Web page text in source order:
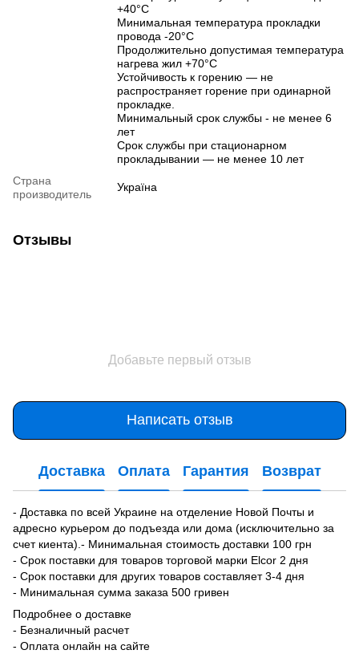
+40°C
Минимальная температура прокладки
провода -20°C
Продолжительно допустимая температура
нагрева жил +70°C
Устойчивость к горению — не
распространяет горение при одинарной
прокладке.
Минимальный срок службы - не менее 6
лет
Срок службы при стационарном
прокладывании — не менее 10 лет
Страна
производитель
Україна
Отзывы
Добавьте первый отзыв
Написать отзыв
Доставка Оплата Гарантия Возврат
- Доставка по всей Украине на отделение Новой Почты и
адресно курьером до подъезда или дома (исключительно за
счет киента).- Минимальная стоимость доставки 100 грн
- Срок поставки для товаров торговой марки Elcor 2 дня
- Срок поставки для других товаров составляет 3-4 дня
- Минимальная сумма заказа 500 гривен
Подробнее о доставке
- Безналичный расчет
- Оплата онлайн на сайте